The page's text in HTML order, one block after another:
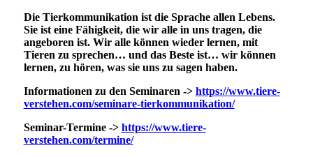
Die Tierkommunikation ist die Sprache allen Lebens.
Sie ist eine Fähigkeit, die wir alle in uns tragen, die
angeboren ist. Wir alle können wieder lernen, mit
Tieren zu sprechen… und das Beste ist… wir können
lernen, zu hören, was sie uns zu sagen haben.
Informationen zu den Seminaren -> https://www.tiere-
verstehen.com/seminare-tierkommunikation/
Seminar-Termine -> https://www.tiere-
verstehen.com/termine/